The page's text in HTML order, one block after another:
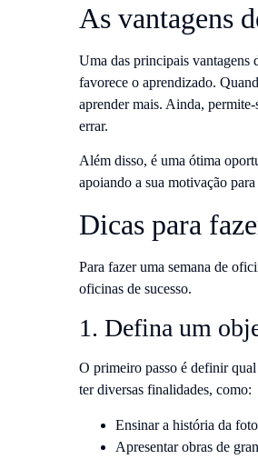
As vantagens
Uma das principais vantagens
favorece o aprendizado.
aprender mais. Ainda,
errar.
Além disso, é uma ótima
apoiando a sua motivação
Dicas para
Para fazer uma semana de
oficinas de sucesso.
1. Defina um
O primeiro passo é definir
ter diversas finalidades, como:
Ensinar a história da
Apresentar obras de